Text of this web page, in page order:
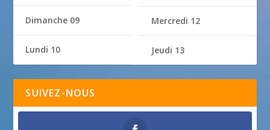
Dimanche 09
Lundi 10
Mercredi 12
Jeudi 13
SUIVEZ-NOUS